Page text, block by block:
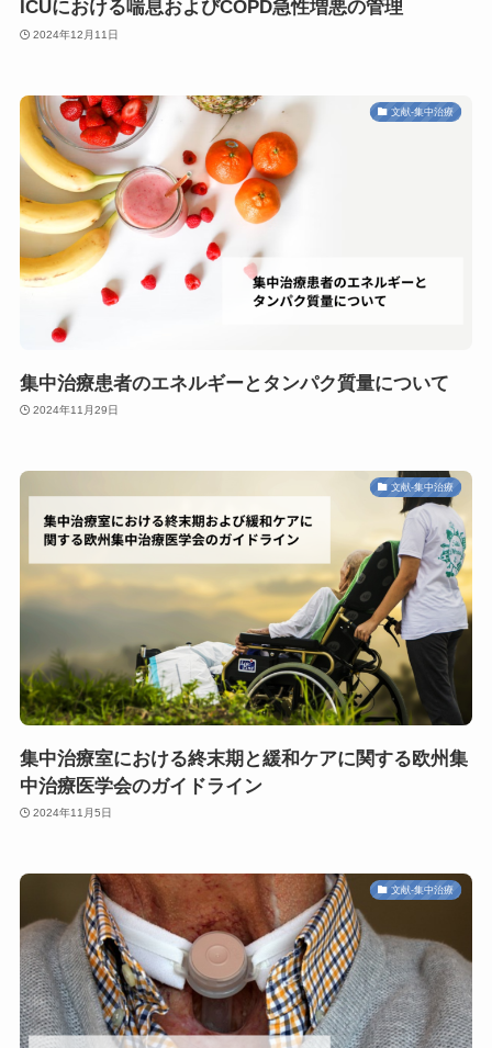
ICUにおける喘息およびCOPD急性増悪の管理
2024年12月11日
文献-集中治療
集中治療患者のエネルギーとタンパク質量について
2024年11月29日
文献-集中治療
集中治療室における終末期と緩和ケアに関する欧州集
中治療医学会のガイドライン
2024年11月5日
文献-集中治療